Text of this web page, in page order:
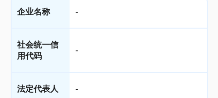
企业名称 -
社会统一信
用代码
-
法定代表人 -